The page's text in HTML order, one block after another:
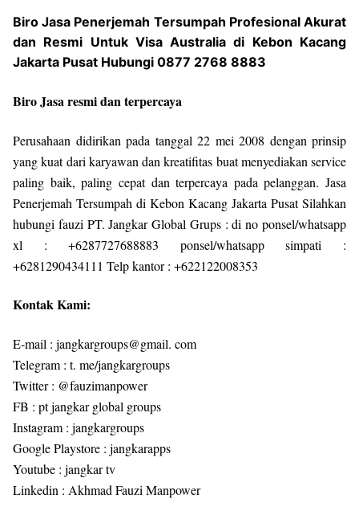
Biro Jasa Penerjemah Tersumpah Profesional Akurat
dan Resmi Untuk Visa Australia di Kebon Kacang
Jakarta Pusat Hubungi 0877 2768 8883
Biro Jasa resmi dan terpercaya
Perusahaan didirikan pada tanggal 22 mei 2008 dengan prinsip
yang kuat dari karyawan dan kreatifitas buat menyediakan service
paling baik, paling cepat dan terpercaya pada pelanggan. Jasa
Penerjemah Tersumpah di Kebon Kacang Jakarta Pusat Silahkan
hubungi fauzi PT. Jangkar Global Grups : di no ponsel/whatsapp
xl : +6287727688883 ponsel/whatsapp simpati :
+6281290434111 Telp kantor : +622122008353
Kontak Kami:
E-mail : jangkargroups@gmail. com
Telegram : t. me/jangkargroups
Twitter : @fauzimanpower
FB : pt jangkar global groups
Instagram : jangkargroups
Google Playstore : jangkarapps
Youtube : jangkar tv
Linkedin : Akhmad Fauzi Manpower